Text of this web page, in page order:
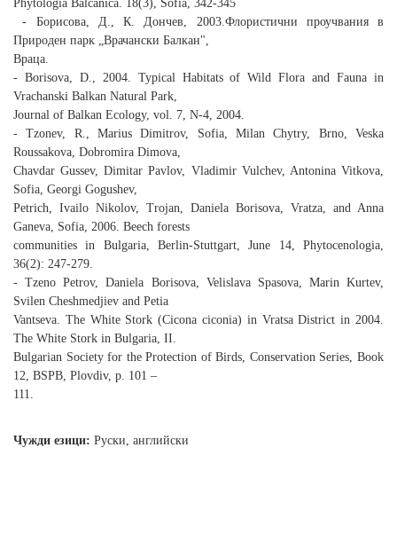
Phytologia Balcanica. 18(3), Sofia, 342-345
- Борисова, Д., К. Дончев, 2003.Флористични проучвания в
Природен парк „Врачански Балкан",
Враца.
- Borisova, D., 2004. Typical Habitats of Wild Flora and Fauna in
Vrachanski Balkan Natural Park,
Journal of Balkan Ecology, vol. 7, N-4, 2004.
- Tzonev, R., Marius Dimitrov, Sofia, Milan Chytry, Brno, Veska
Roussakova, Dobromira Dimova,
Chavdar Gussev, Dimitar Pavlov, Vladimir Vulchev, Antonina Vitkova,
Sofia, Georgi Gogushev,
Petrich, Ivailo Nikolov, Trojan, Daniela Borisova, Vratza, and Anna
Ganeva, Sofia, 2006. Beech forests
communities in Bulgaria, Berlin-Stuttgart, June 14, Phytocenologia,
36(2): 247-279.
- Tzeno Petrov, Daniela Borisova, Velislava Spasova, Marin Kurtev,
Svilen Cheshmedjiev and Petia
Vantseva. The White Stork (Cicona ciconia) in Vratsa District in 2004.
The White Stork in Bulgaria, ІІ.
Bulgarian Society for the Protection of Birds, Conservation Series, Book
12, BSPB, Plovdiv, p. 101 –
111.
Чужди езици: Руски, английски